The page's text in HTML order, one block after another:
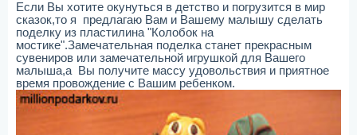
Если Вы хотите окунуться в детство и погрузится в мир
сказок,то я предлагаю Вам и Вашему малышу сделать
поделку из пластилина "Колобок на
мостике".Замечательная поделка станет прекрасным
сувениров или замечательной игрушкой для Вашего
малыша,а Вы получите массу удовольствия и приятное
время провождение с Вашим ребенком.